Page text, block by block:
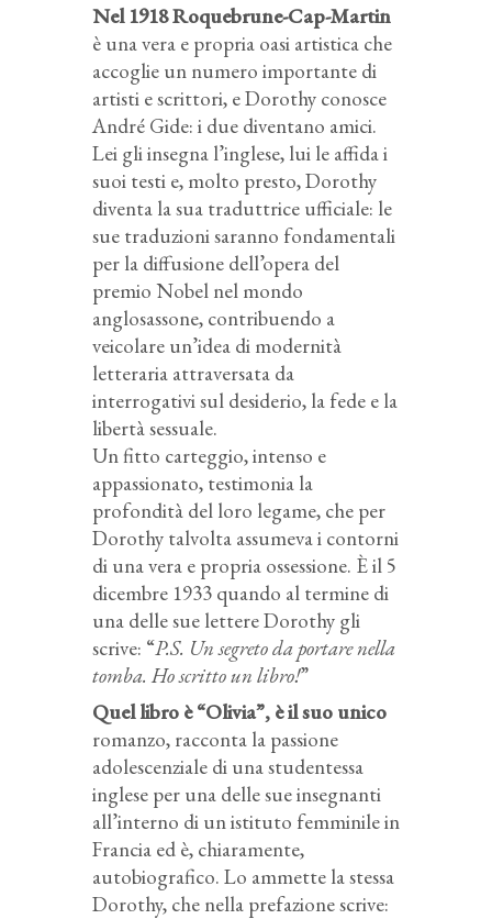
Nel 1918 Roquebrune-Cap-Martin
è una vera e propria oasi artistica che
accoglie un numero importante di
artisti e scrittori, e Dorothy conosce
André Gide: i due diventano amici.
Lei gli insegna l’inglese, lui le affida i
suoi testi e, molto presto, Dorothy
diventa la sua traduttrice ufficiale: le
sue traduzioni saranno fondamentali
per la diffusione dell’opera del
premio Nobel nel mondo
anglosassone, contribuendo a
veicolare un’idea di modernità
letteraria attraversata da
interrogativi sul desiderio, la fede e la
libertà sessuale.
Un fitto carteggio, intenso e
appassionato, testimonia la
profondità del loro legame, che per
Dorothy talvolta assumeva i contorni
di una vera e propria ossessione. È il 5
dicembre 1933 quando al termine di
una delle sue lettere Dorothy gli
scrive: “P.S. Un segreto da portare nella
tomba. Ho scritto un libro!”
Quel libro è “Olivia”, è il suo unico
romanzo, racconta la passione
adolescenziale di una studentessa
inglese per una delle sue insegnanti
all’interno di un istituto femminile in
Francia ed è, chiaramente,
autobiografico. Lo ammette la stessa
Dorothy, che nella prefazione scrive: